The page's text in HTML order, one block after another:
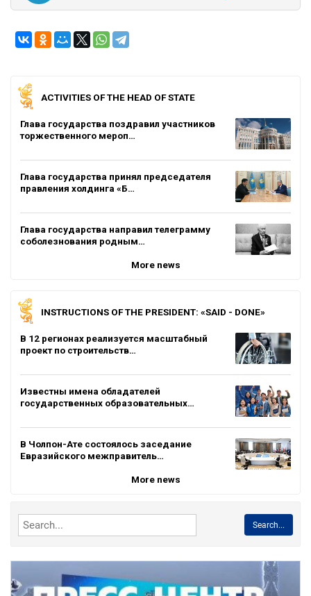
ACTIVITIES OF THE HEAD OF STATE
Глава государства поздравил участников
торжественного мероп…
Глава государства принял председателя
правления холдинга «Б…
Глава государства направил телеграмму
соболезнования родным…
More news
INSTRUCTIONS OF THE PRESIDENT: «SAID - DONE»
В 12 регионах реализуется масштабный
проект по строительств…
Известны имена обладателей
государственных образовательных…
В Чолпон-Ате состоялось заседание
Евразийского межправитель…
More news
Search...